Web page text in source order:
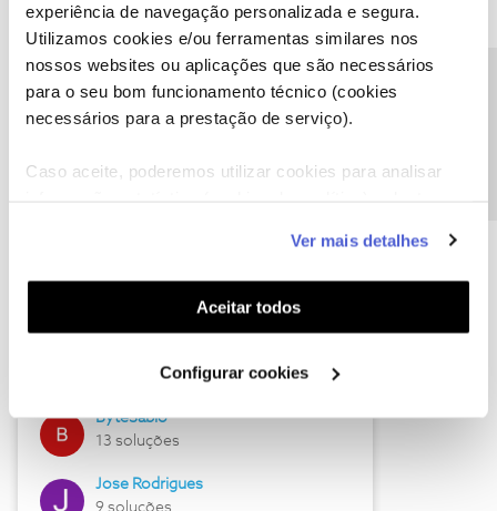
experiência de navegação personalizada e segura.
Utilizamos cookies e/ou ferramentas similares nos
nossos websites ou aplicações que são necessários
para o seu bom funcionamento técnico (cookies
necessários para a prestação de serviço).
Caso aceite, poderemos utilizar cookies para analisar
funcionalidades (cookies de personalização e
funcionalidade) e adaptar anúncios aos seus interesses
(cookies de publicidade personalizada). Pode gerir a
utilização dos cookies clicando em "Configurar
Ver mais detalhes
Aceitar todos
Configurar cookies
Descubra as novidades de julho
Hall of Fame de julho
17 soluções
ByteSábio
13 soluções
Jose Rodrigues